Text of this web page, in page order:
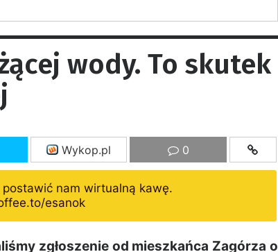
wody. To skutek
Wykop.pl 0
postawić nam wirtualną kawę.
esanok
zgłoszenie od mieszkańca Zagórza o